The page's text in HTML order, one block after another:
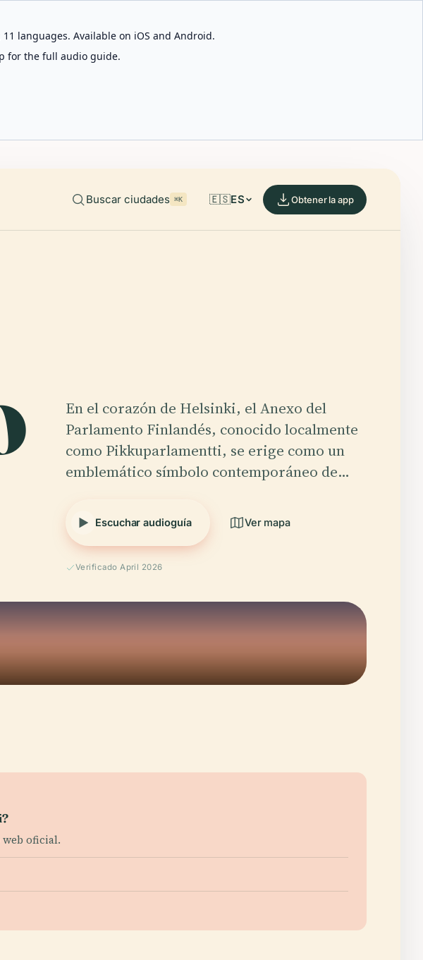
languages. Available on iOS and Android.
for the full audio guide.
Buscar ciudades ⌘K 🇪🇸ES Obtener la app
En el corazón de Helsinki, el Anexo del
Parlamento Finlandés, conocido localmente
como Pikkuparlamentti, se erige como un
emblemático símbolo contemporáneo de…
Escuchar audioguía Ver mapa
Verificado April 2026
oficial.